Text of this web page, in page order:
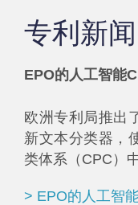
专利新闻
EPO的人工智能
欧洲专利局推出
新文本分类器，
类体系（CPC）
> EPO的人工智